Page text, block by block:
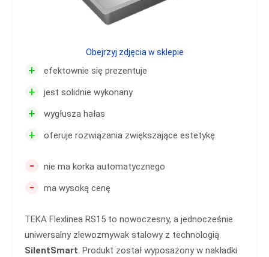
+ efektownie się prezentuje
+ jest solidnie wykonany
+ wygłusza hałas
+ oferuje rozwiązania zwiększające estetykę
- nie ma korka automatycznego
- ma wysoką cenę
TEKA Flexlinea RS15 to nowoczesny, a jednocześnie
uniwersalny zlewozmywak stalowy z technologią
SilentSmart. Produkt został wyposażony w nakładki
Obejrzyj zdjęcia w sklepie